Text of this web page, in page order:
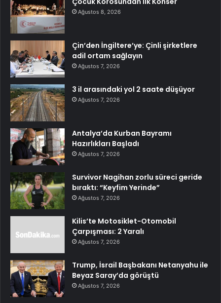
Ağustos 8, 2026
Çin’den İngiltere’ye: Çinli şirketlere
adil ortam sağlayın
Ağustos 7, 2026
3 il arasındaki yol 2 saate düşüyor
Ağustos 7, 2026
Antalya’da Kurban Bayramı
Hazırlıkları Başladı
Ağustos 7, 2026
Survivor Nagihan zorlu süreci geride
bıraktı: “Keyfim Yerinde”
Ağustos 7, 2026
Kilis’te Motosiklet-Otomobil
Çarpışması: 2 Yaralı
Ağustos 7, 2026
Trump, İsrail Başbakanı Netanyahu ile
Beyaz Saray’da görüştü
Ağustos 7, 2026